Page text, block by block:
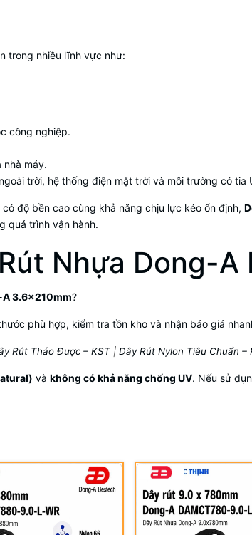
trong nhiều lĩnh vực như:
công nghiệp.
máy.
trời, hệ thống điện mặt trời và môi trường có tia
có độ bền cao cùng khả năng chịu lực kéo ổn định,
quá trình vận hành.
Nhựa Dong-
A 3.6×210mm?
phù hợp, kiểm tra tồn kho và nhận báo giá
Rút Tháo Được – KST | Dây Rút Nylon Tiêu Chuẩn –
và không có khả năng chống UV. Nếu sử